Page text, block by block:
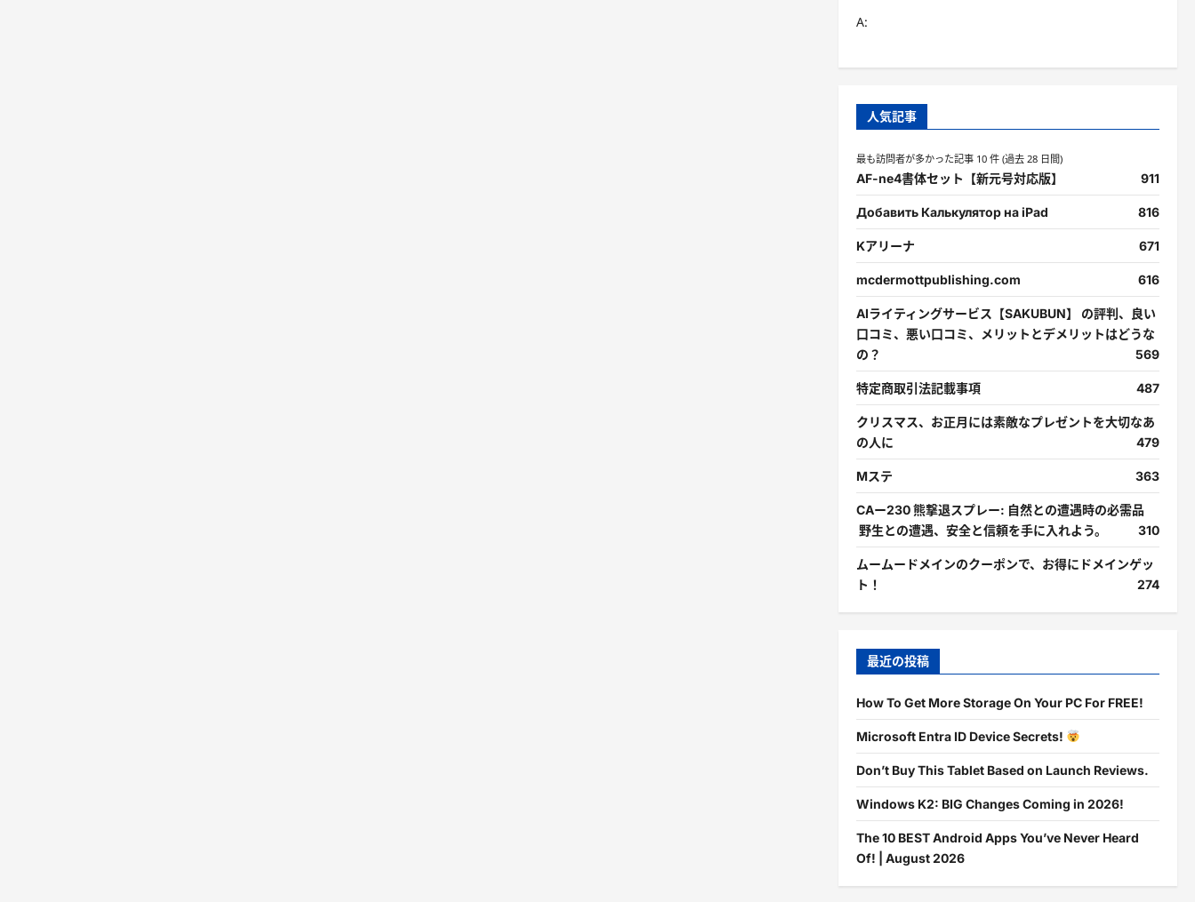
A:
人気記事
最も訪問者が多かった記事 10 件 (過去 28 日間)
AF-ne4書体セット【新元号対応版】 911
Добавить Калькулятор на iPad 816
Kアリーナ 671
mcdermottpublishing.com 616
AIライティングサービス【SAKUBUN】 の評判、良い
口コミ、悪い口コミ、メリットとデメリットはどうな
の？
569
特定商取引法記載事項 487
クリスマス、お正月には素敵なプレゼントを大切なあ
の人に
479
Mステ 363
CAー230 熊撃退スプレー: 自然との遭遇時の必需品
野生との遭遇、安全と信頼を手に入れよう。
310
ムームードメインのクーポンで、お得にドメインゲッ
ト！
274
最近の投稿
How To Get More Storage On Your PC For FREE!
Microsoft Entra ID Device Secrets!
Don’t Buy This Tablet Based on Launch Reviews.
Windows K2: BIG Changes Coming in 2026!
The 10 BEST Android Apps You’ve Never Heard
Of! | August 2026